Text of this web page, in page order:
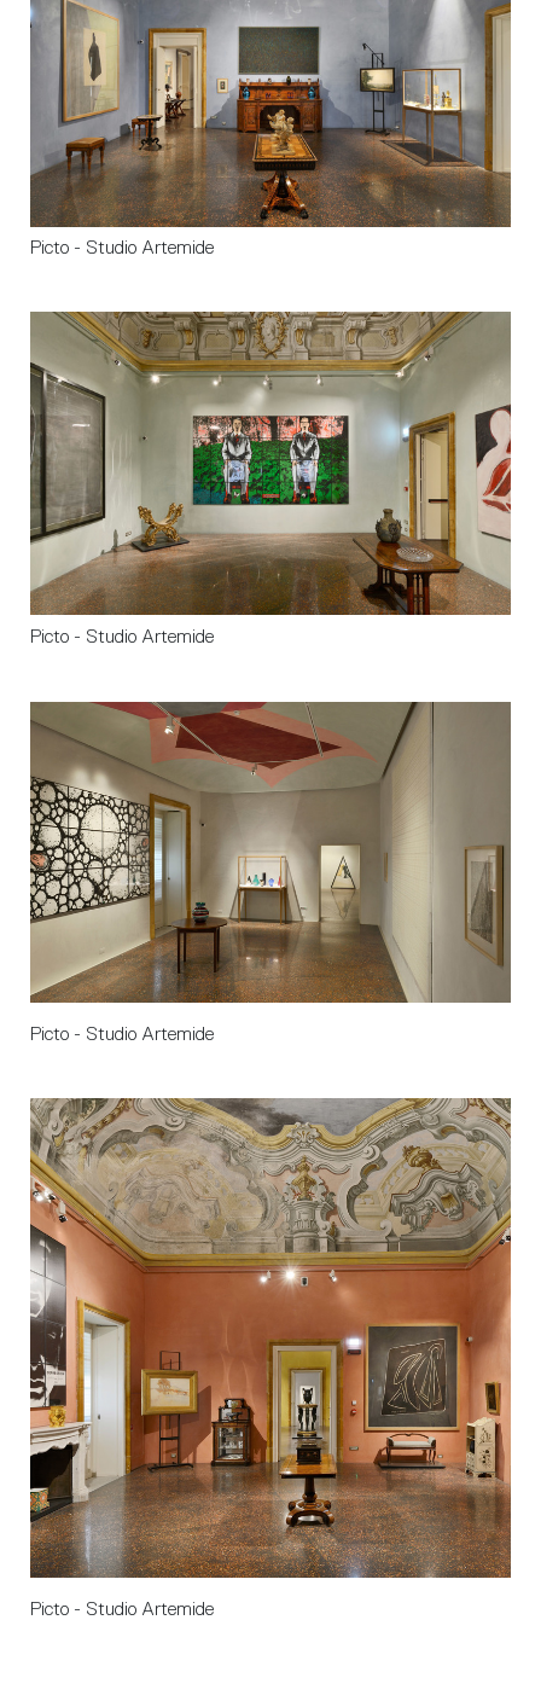
Picto - Studio Artemide
Picto - Studio Artemide
Picto - Studio Artemide
Picto - Studio Artemide